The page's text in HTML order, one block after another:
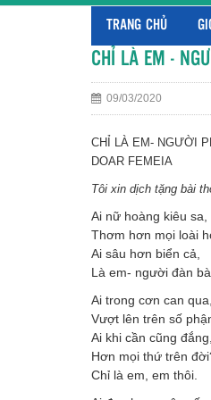
TRANG CHỦ
CHỈ LÀ EM -
09/03/2020
CHỈ LÀ EM- NGƯỜI
DOAR
Tôi xin dịch tặng bài
Ai nữ hoàng kiêu sa,
Thơm hơn mọi loài
Ai sâu hơn biển cả,
Là em- người đàn bà.
Ai trong cơn can qua,
Vượt lên trên số
Ai khi cần cũng đắng,
Hơn mọi thứ trên
Chỉ là em, em thôi.